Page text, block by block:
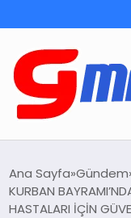
DEMOLAR
Ana Sayfa Gündem
KURBAN
HASTALARI İÇİN